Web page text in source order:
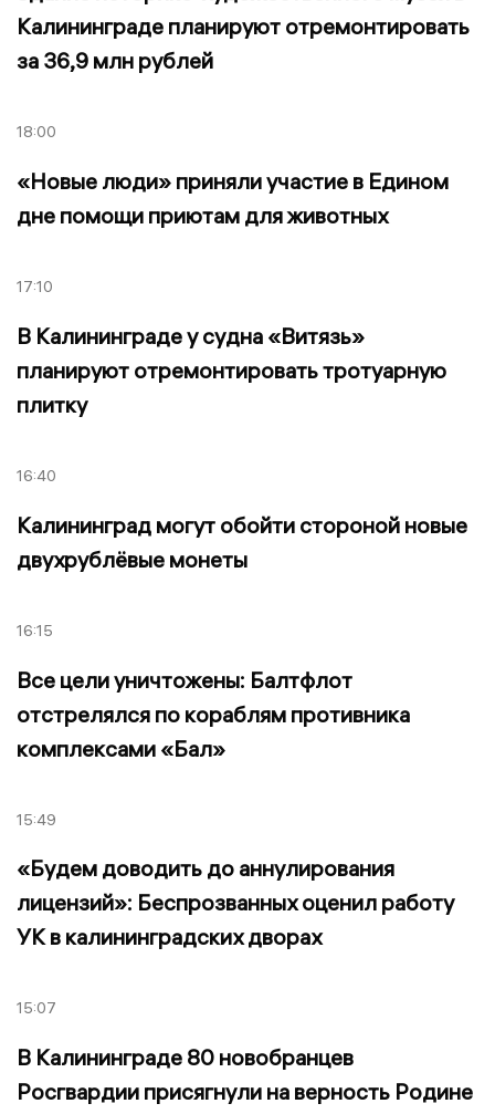
Калининграде планируют отремонтировать
за 36,9 млн рублей
18:00
«Новые люди» приняли участие в Едином
дне помощи приютам для животных
17:10
В Калининграде у судна «Витязь»
планируют отремонтировать тротуарную
плитку
16:40
Калининград могут обойти стороной новые
двухрублёвые монеты
16:15
Все цели уничтожены: Балтфлот
отстрелялся по кораблям противника
комплексами «Бал»
15:49
«Будем доводить до аннулирования
лицензий»: Беспрозванных оценил работу
УК в калининградских дворах
15:07
В Калининграде 80 новобранцев
Росгвардии присягнули на верность Родине